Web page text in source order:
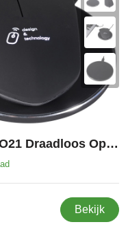
Scxdesign O21 Draadloos Oplaadbare Muis
Bekijk